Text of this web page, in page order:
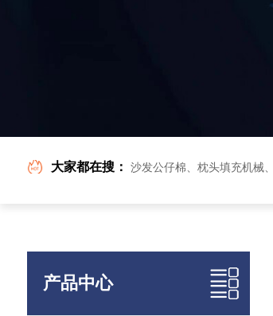
大家都在搜： 沙发公仔棉、枕头填充机械、
产品中心